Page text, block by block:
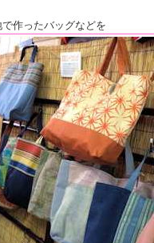
で作ったバッグなどを